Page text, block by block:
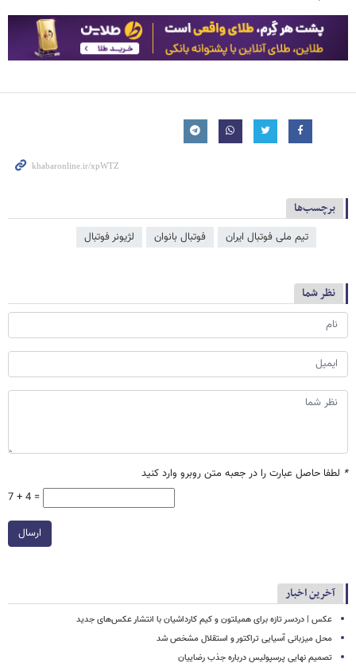
برچسب‌ها
تیم ملی فوتبال ایران فوتبال بانوان لژیونر فوتبال
نظر شما
* لطفا حاصل عبارت را در جعبه متن روبرو وارد کنید
7 + 4 =
ارسال
آخرین اخبار
عکس | دردسر تازه برای همیلتون و کیم کارداشیان با انتشار عکس‌های جدید
محل میزبانی آسیایی تراکتور و استقلال مشخص شد
تصمیم نهایی پرسپولیس درباره جذب رضاییان